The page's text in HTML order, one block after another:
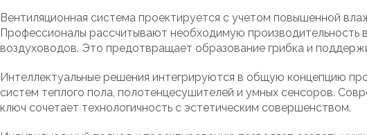
Вентиляционная система проектируется с учетом повышенной
Профессионалы рассчитывают необходимую производительность
воздуховодов. Это предотвращает образование грибка и
Интеллектуальные решения интегрируются в общую концепцию
систем теплого пола, полотенцесушителей и умных сенсоров.
ключ сочетает технологичность с эстетическим совершенством.